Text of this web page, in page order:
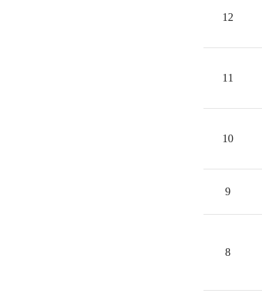
12
11
10
9
8